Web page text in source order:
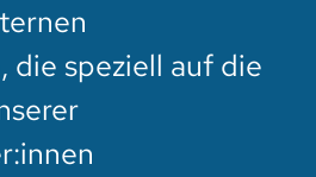
die speziell auf die